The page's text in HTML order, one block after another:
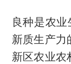
良种是农业
新质生产力
新区农业农